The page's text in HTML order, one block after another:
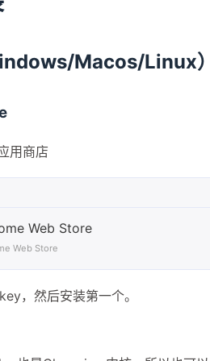
Macos/Linux
用商店
Web Store
Web Store
，然后安装第一个。